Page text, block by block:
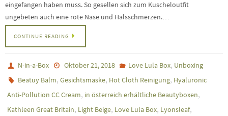
eingefangen haben muss. So gesellen sich zum Kuscheloutfit
ungebeten auch eine rote Nase und Halsschmerzen.…
CONTINUE READING
N-in-a-Box Oktober 21, 2018 Love Lula Box, Unboxing
Beatuy Balm,Gesichtsmaske, Hot Cloth Reinigung, Hyaluronic
Anti-Pollution CC Cream, in österreich erhältliche Beautyboxen,
Kathleen Great Britain, Light Beige, Love Lula Box, Lyonsleaf,